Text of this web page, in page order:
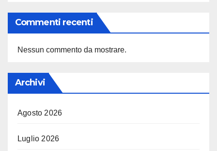
Commenti recenti
Nessun commento da mostrare.
Archivi
Agosto 2026
Luglio 2026